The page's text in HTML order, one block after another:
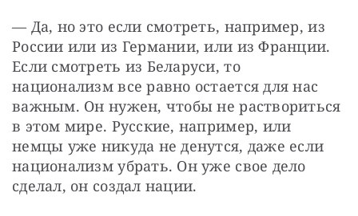
— Да, но это если смотреть, например, из
России или из Германии, или из Франции.
Если смотреть из Беларуси, то
национализм все равно остается для нас
важным. Он нужен, чтобы не раствориться
в этом мире. Русские, например, или
немцы уже никуда не денутся, даже если
национализм убрать. Он уже свое дело
сделал, он создал нации.